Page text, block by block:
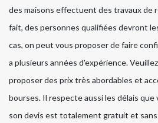
des maisons effectuent des travaux de
fait, des personnes qualifiées devront
cas, on peut vous proposer de faire
a plusieurs années d'expérience.
proposer des prix très abordables et
bourses. Il respecte aussi les délais que
son devis est totalement gratuit et